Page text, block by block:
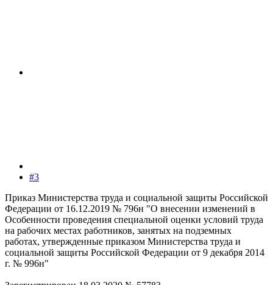
#3
Приказ Министерства труда и социальной защиты Российской
Федерации от 16.12.2019 № 796н "О внесении изменений в
Особенности проведения специальной оценки условий труда
на рабочих местах работников, занятых на подземных
работах, утвержденные приказом Министерства труда и
социальной защиты Российской Федерации от 9 декабря 2014
г. № 996н"